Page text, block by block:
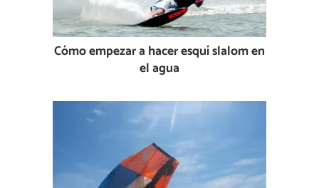
Cómo empezar a hacer esquí slalom en
el agua